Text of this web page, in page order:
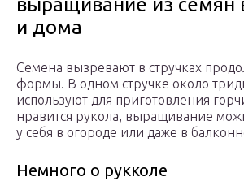
выращивание из семян
и дома
Семена вызревают в стручках
формы. В одном стручке около
используют для приготовления
нравится рукола, выращивание
у себя в огороде или даже в
Немного о рукколе